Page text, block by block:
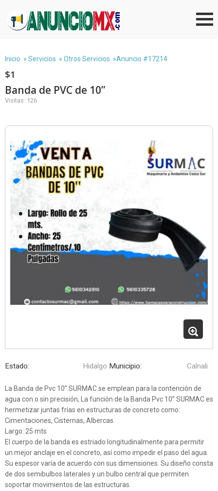
Inicio » Servicios » Otros Servicios »Anuncio #17214
$1
Banda de PVC de 10”
Visitas: 126
Estado: Hidalgo Municipio: Calnali
La Banda de Pvc 10” SURMAC se emplean para la contención de
agua con o sin precisión, La función de la Banda Pvc 10” SURMAC es
hermetizar juntas frías en estructuras de concreto como:
Cimentaciones, Cisternas, Albercas.
Largo: 25 mts
El cuerpo de la banda es estriado longitudinalmente para permitir
un mejor anclaje en el concreto, así como impedir el paso del agua.
Su espesor varía de acuerdo con sus dimensiones. Su diseño consta
de dos semibulbos laterales y un bulbo central que permiten
soportar movimientos de las estructuras.